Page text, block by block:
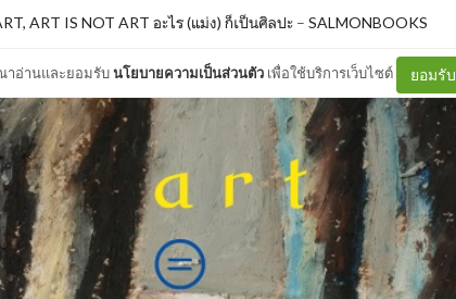
าอ่านและยอมรับนโยบายความเป็นส่วนตัว เพื่อใช้บริการเว็บไซต์ ยอมรับ
ART IS NOT ART อะไร (แม่ง) ก็เป็นศิลปะ– SALMONBOOKS